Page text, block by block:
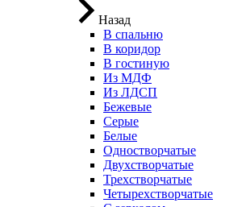
Назад
В спальню
В коридор
В гостиную
Из МДФ
Из ЛДСП
Бежевые
Серые
Белые
Одностворчатые
Двухстворчатые
Трехстворчатые
Четырехстворчатые